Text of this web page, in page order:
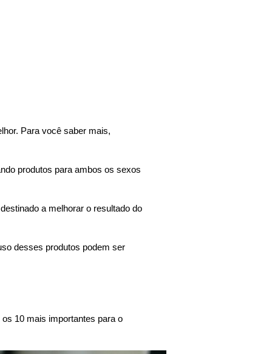
Para você saber mais,
produtos para ambos os sexos
a melhorar o resultado do
desses produtos podem ser
10 mais importantes para o